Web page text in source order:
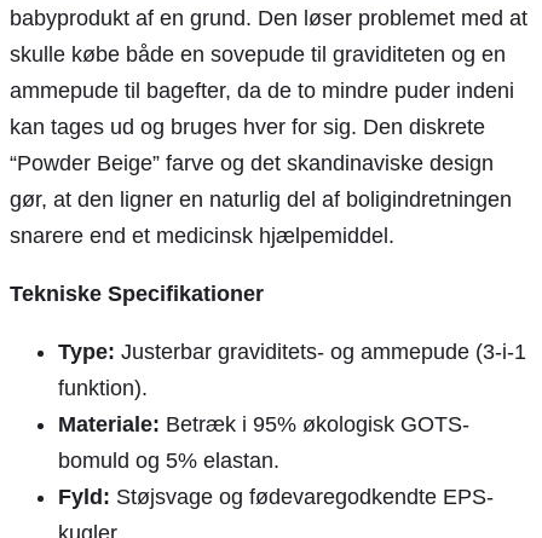
babyprodukt af en grund. Den løser problemet med at
skulle købe både en sovepude til graviditeten og en
ammepude til bagefter, da de to mindre puder indeni
kan tages ud og bruges hver for sig. Den diskrete
“Powder Beige” farve og det skandinaviske design
gør, at den ligner en naturlig del af boligindretningen
snarere end et medicinsk hjælpemiddel.
Tekniske Specifikationer
Type: Justerbar graviditets- og ammepude (3-i-1
funktion).
Materiale: Betræk i 95% økologisk GOTS-
bomuld og 5% elastan.
Fyld: Støjsvage og fødevaregodkendte EPS-